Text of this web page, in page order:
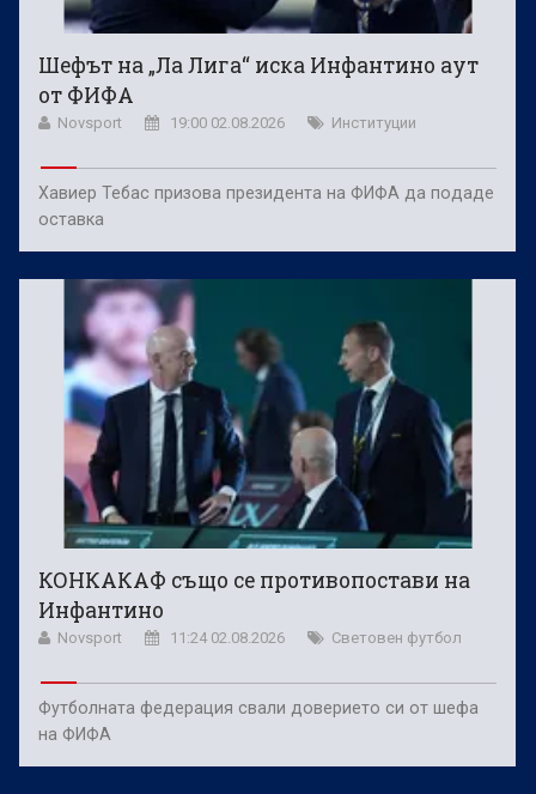
Шефът на „Ла Лига“ иска Инфантино аут
от ФИФА
Novsport 19:00 02.08.2026 Институции
Хавиер Тебас призова президента на ФИФА да подаде
оставка
КОНКАКАФ също се противопостави на
Инфантино
Novsport 11:24 02.08.2026 Световен футбол
Футболната федерация свали доверието си от шефа
на ФИФА